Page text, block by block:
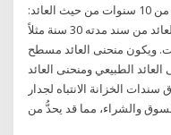
يقصد بها فترة استحقاق قيمة السند أكثر من 10 سنوات من حيث العائد:
يوجد 3 أنواع من السندات ويعني ذلك أن العائد من سند مدته 30 سنة مثلاً
من سند مدته 10 سنوات. ويكون منحنى العائد مسطح
الطبيعي ومنحنى العائد
الخزانة الانتباه لجدار
والشراء، مما قد يحدُّ من